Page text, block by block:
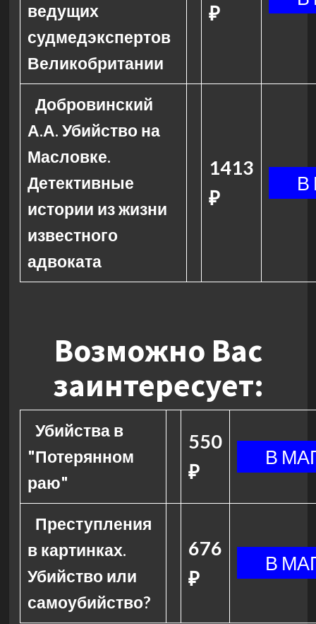
ведущих
судмедэкспертов
Великобритании
₽
Добровинский
А.А. Убийство на
Масловке.
Детективные
истории из жизни
известного
адвоката
1413
₽
Возможно Вас
заинтересует:
Убийства в
"Потерянном
раю"
550
₽
Преступления
в картинках.
Убийство или
самоубийство?
676
₽